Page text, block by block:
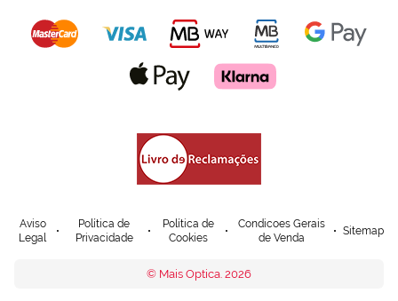
Aviso
Legal
Política de
Privacidade
Política de
Cookies
Condicoes Gerais
de Venda
Sitemap
© Mais Optica. 2026